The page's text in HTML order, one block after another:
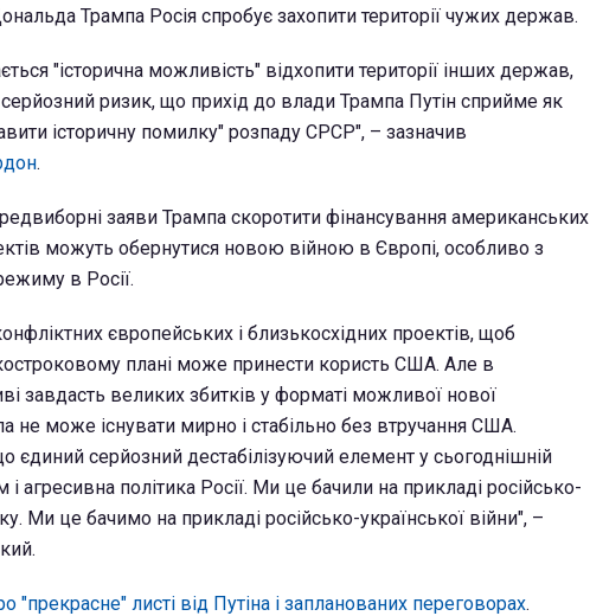
Трампа Росія спробує захопити території чужих держав.
"історична можливість" відхопити території інших держав,
ризик, що прихід до влади Трампа Путін сприйме як
історичну помилку" розпаду СРСР", – зазначив
.
заяви Трампа скоротити фінансування американських
можуть обернутися новою війною в Європі, особливо з
в Росії.
європейських і близькосхідних проектів, щоб
плані може принести користь США. Але в
завдасть великих збитків у форматі можливої нової
не може існувати мирно і стабільно без втручання США.
єдиний серйозний дестабілізуючий елемент у сьогоднішній
агресивна політика Росії. Ми це бачили на прикладі російсько-
Ми це бачимо на прикладі російсько-української війни", –
"прекрасне" листі від Путіна і запланованих переговорах.